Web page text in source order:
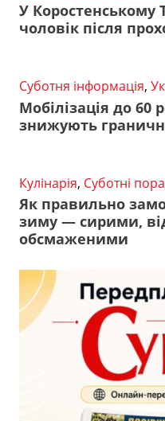
У Коростенському
чоловік після
Суботня інформація,
Мобілізація до 60
знижують
Кулінарія, Суботні
Як правильно
зиму — сирими,
обсмаженими